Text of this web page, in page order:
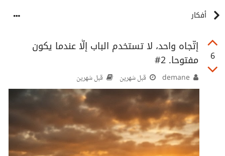
أفكار
6
إتّجاه واحد، لا تستخدم الباب إلَّا عندما يكون
مفتوحا. 2#
قبل شهرين قبل شهرين